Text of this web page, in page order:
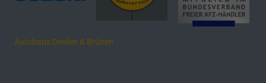
Autohaus Denker & Brünen